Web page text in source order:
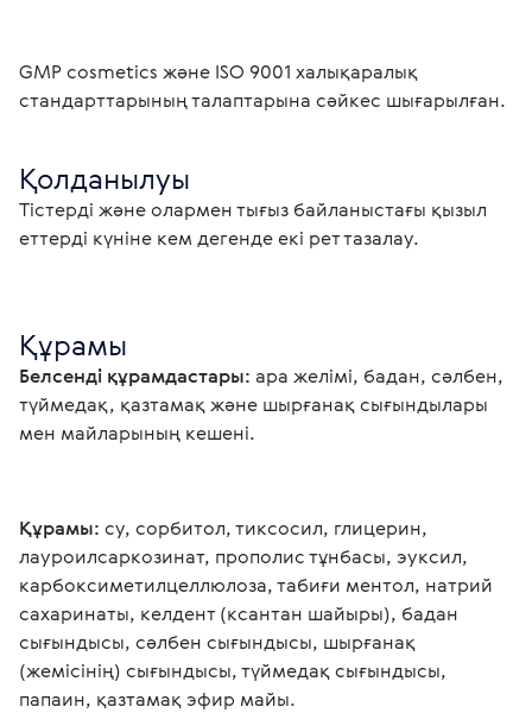
GMP cosmetics және ISO 9001 халықаралық
стандарттарының талаптарына сәйкес шығарылған.
Қолданылуы
Тістерді және олармен тығыз байланыстағы қызыл
еттерді күніне кем дегенде екі рет тазалау.
Құрамы
Белсенді құрамдастары: ара желімі, бадан, сәлбен,
түймедақ, қазтамақ және шырғанақ сығындылары
мен майларының кешені.
Құрамы: су, сорбитол, тиксосил, глицерин,
лауроилсаркозинат, прополис тұнбасы, эуксил,
карбоксиметилцеллюлоза, табиғи ментол, натрий
сахаринаты, келдент (ксантан шайыры), бадан
сығындысы, сәлбен сығындысы, шырғанақ
(жемісінің) сығындысы, түймедақ сығындысы,
папаин, қазтамақ эфир майы.